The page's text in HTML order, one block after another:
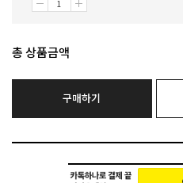
총 상품금액
구매하기